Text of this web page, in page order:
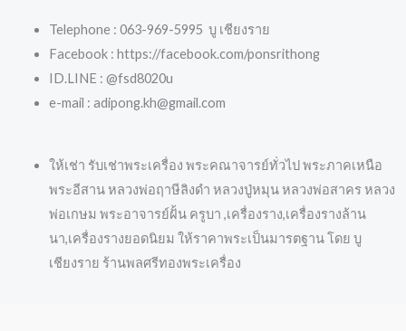
Telephone : 063-969-5995 บู เชียงราย
Facebook : https://facebook.com/ponsrithong
ID.LINE : @fsd8020u
e-mail : adipong.kh@gmail.com
ให้เช่า รับเช่าพระเครื่อง พระคณาจารย์ทั่วไป พระภาคเหนือ
พระอีสาน หลวงพ่อฤาษีลิงดำ หลวงปู่หมุน หลวงพ่อสาคร หลวง
พ่อเกษม พระอาจารย์ฝั้น ครูบา ,เครื่องราง,เครื่องรางล้าน
นา,เครื่องรางยอดนิยม ให้ราคาพระเป็นมารตฐาน โดย บู
เชียงราย ร้านพลศรีทองพระเครื่อง